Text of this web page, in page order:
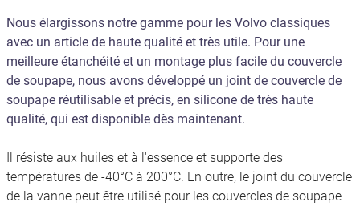
Nous élargissons notre gamme pour les Volvo classiques
avec un article de haute qualité et très utile. Pour une
meilleure étanchéité et un montage plus facile du couvercle
de soupape, nous avons développé un joint de couvercle de
soupape réutilisable et précis, en silicone de très haute
qualité, qui est disponible dès maintenant.
Il résiste aux huiles et à l'essence et supporte des
températures de -40°C à 200°C. En outre, le joint du couvercle
de la vanne peut être utilisé pour les couvercles de soupape